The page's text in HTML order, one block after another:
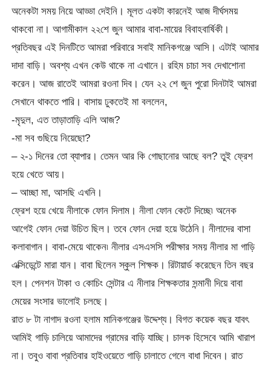
অনেকটা সময় নিয়ে আড্ডা দেইনি। মূলত একটা কারনেই আজ দীর্ঘসময়
থাকবো না। আগামীকাল ২২শে জুন আমার বাবা-মায়ের বিবাহবার্ষিকী।
প্রতিবছর এই দিনটিতে আমরা পরিবারে সবাই মানিকগঞ্জে আসি। এটাই আমার
দাদা বাড়ি। অবশ্য এখন কেউ থাকে না এখানে। রহিম চাচা সব দেখাশোনা
করেন। আজ রাতেই আমরা রওনা দিব। যেন ২২ শে জুন পুরো দিনটাই আমরা
সেখানে থাকতে পারি। বাসায় ঢুকতেই মা বললেন,
-মৃদুল, এত তাড়াতাড়ি এলি আজ?
-মা সব গুছিয়ে নিয়েছো?
– ২-১ দিনের তো ব্যাপার। তেমন আর কি গোছানোর আছে বল? তুই ফ্রেশ
হয়ে খেতে আয়।
– আচ্ছা মা, আসছি এখনি।
ফ্রেশ হয়ে খেয়ে নীলাকে ফোন দিলাম। নীলা ফোন কেটে দিচ্ছে৷ অনেক
আগেই ফোন দেয়া উচিত ছিল। তবে ফোন দেয়া হয়ে উঠেনি। নীলাদের বাসা
কলাবাগান। বাবা-মেয়ে থাকেন৷ নীলার এসএসসি পরীক্ষার সময় নীলার মা গাড়ি
এক্সিডেন্টে মারা যান। বাবা ছিলেন স্কুল শিক্ষক। রিটায়ার্ড করেছেন তিন বছর
হল। পেনশন টাকা ও কোচিং সেন্টার এ নীলার শিক্ষকতার সন্মানী দিয়ে বাবা
মেয়ের সংসার ভালোই চলছে।
রাত ৮ টা নাগাদ রওনা হলাম মানিকগঞ্জের উদ্দেশ্য। বিগত কয়েক বছর যাবৎ
আমিই গাড়ি চালিয়ে আমাদের গ্রামের বাড়ি যাচ্ছি। চালক হিসেবে আমি খারাপ
না। তবুও বাবা প্রতিবার হাইওয়েতে গাড়ি চালাতে গেলে বাধা দিবেন। রাত